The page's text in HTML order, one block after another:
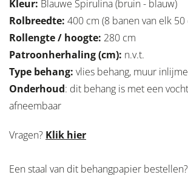
Kleur: Blauwe Spirulina (bruin - blauw)
Rolbreedte: 400 cm (8 banen van elk
Rollengte / hoogte: 280 cm
Patroonherhaling (cm): n.v.t.
Type behang: vlies behang, muur
Onderhoud: dit behang is met een
afneembaar
Vragen? Klik hier
Een staal van dit behangpapier